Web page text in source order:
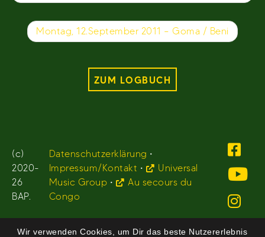
Montag, 12.September 2011 – Goma / Beni
ZUM LOGBUCH
(c)
2020-
26
BAP.
Datenschutzerklärung •
Impressum/Kontakt •
Universal
Music Group •
Au secours du
Congo
Wir verwenden Cookies, um Dir das beste Nutzererlebnis